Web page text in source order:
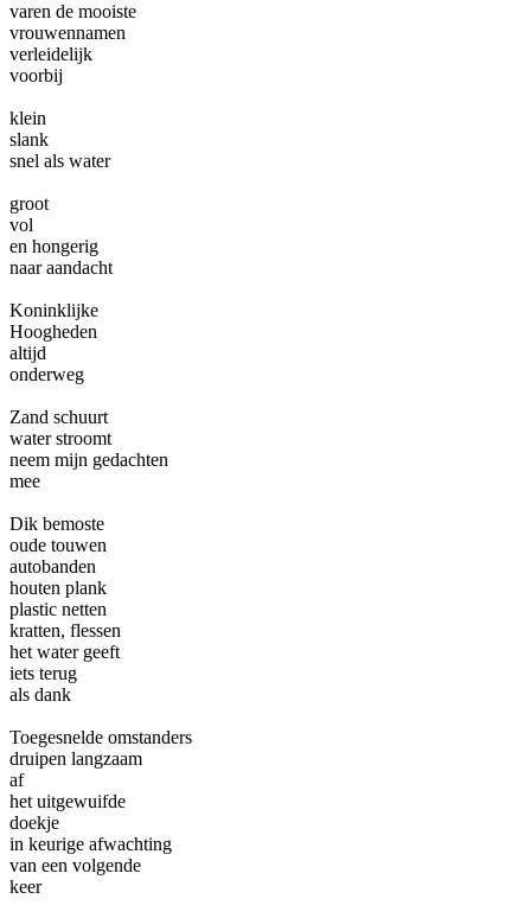
varen de mooiste
vrouwennamen
verleidelijk
voorbij
klein
slank
snel als water
groot
vol
en hongerig
naar aandacht
Koninklijke
Hoogheden
altijd
onderweg
Zand schuurt
water stroomt
neem mijn gedachten
mee
Dik bemoste
oude touwen
autobanden
houten plank
plastic netten
kratten, flessen
het water geeft
iets terug
als dank
Toegesnelde omstanders
druipen langzaam
af
het uitgewuifde
doekje
in keurige afwachting
van een volgende
keer